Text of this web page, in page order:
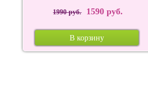
1990 руб.1590 руб.
В корзину